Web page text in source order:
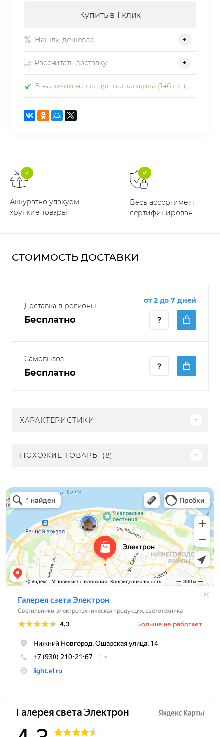
Купить в 1 клик
Нашли дешевле
Рассчитать доставку
В наличии на складе поставщика (146 шт.)
Аккуратно упакуем
хрупкие товары
Весь ассортимент
сертифицирован
СТОИМОСТЬ ДОСТАВКИ
Доставка в регионы
Бесплатно
от 2 до 7 дней
Самовывоз
Бесплатно
ХАРАКТЕРИСТИКИ
ПОХОЖИЕ ТОВАРЫ (8)
Электрон
Светильники в Нижнем Новгороде
Электротехническая продукция в Нижнем Новгороде